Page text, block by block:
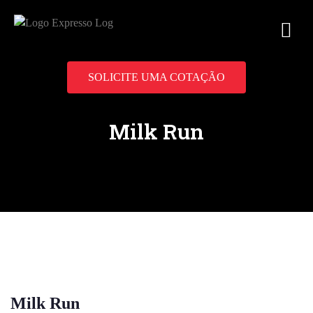
SOLICITE UMA COTAÇÃO
Milk Run
Milk Run